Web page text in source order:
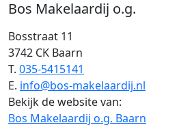
Bos Makelaardij o.g.
Bosstraat 11
3742 CK Baarn
T. 035-5415141
E. info@bos-makelaardij.nl
Bekijk de website van:
Bos Makelaardij o.g. Baarn